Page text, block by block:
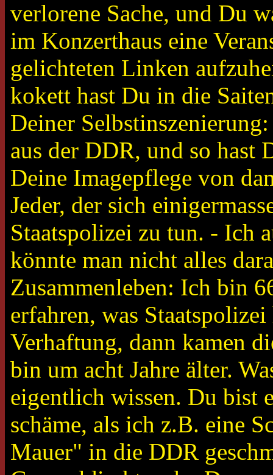
verlorene Sache, und Du
im Konzerthaus eine
gelichteten Linken
kokett hast Du in die
Deiner
aus der DDR, und so hast
Deine Imagepflege von
Jeder, der sich
Staatspolizei zu tun. - Ich
könnte man nicht alles
Zusammenleben: Ich bin
erfahren, was
Verhaftung, dann kamen
bin um acht Jahre älter.
eigentlich wissen. Du bist
schäme, als ich z.B. eine
Mauer" in die DDR